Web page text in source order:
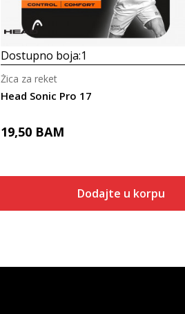
Dostupno boja:1
Head Sonic Pro 17
Žica za reket
19,50 BAM
Dodajte u korpu